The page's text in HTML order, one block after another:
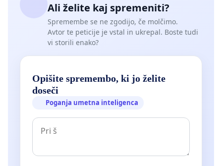
Ali želite kaj spremeniti?
Spremembe se ne zgodijo, če molčimo.
Avtor te peticije je vstal in ukrepal. Boste tudi
vi storili enako?
Opišite spremembo, ki jo želite
doseči
Poganja umetna inteligenca